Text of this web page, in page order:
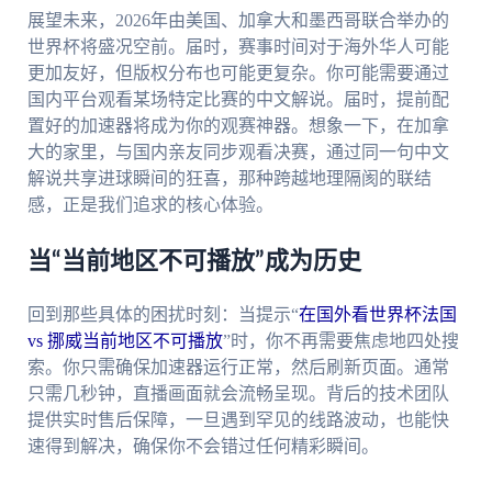
展望未来，2026年由美国、加拿大和墨西哥联合举办的
世界杯将盛况空前。届时，赛事时间对于海外华人可能
更加友好，但版权分布也可能更复杂。你可能需要通过
国内平台观看某场特定比赛的中文解说。届时，提前配
置好的加速器将成为你的观赛神器。想象一下，在加拿
大的家里，与国内亲友同步观看决赛，通过同一句中文
解说共享进球瞬间的狂喜，那种跨越地理隔阂的联结
感，正是我们追求的核心体验。
当“当前地区不可播放”成为历史
回到那些具体的困扰时刻：当提示“在国外看世界杯法国
vs 挪威当前地区不可播放”时，你不再需要焦虑地四处搜
索。你只需确保加速器运行正常，然后刷新页面。通常
只需几秒钟，直播画面就会流畅呈现。背后的技术团队
提供实时售后保障，一旦遇到罕见的线路波动，也能快
速得到解决，确保你不会错过任何精彩瞬间。